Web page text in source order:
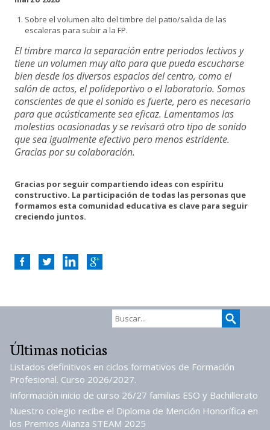
Sobre el volumen alto del timbre del patio/salida de las
escaleras para subir a la FP.
El timbre marca la separación entre periodos lectivos y
tiene un volumen muy alto para que pueda escucharse
bien desde los diversos espacios del centro, como el
salón de actos, el polideportivo o el laboratorio. Somos
conscientes de que el sonido es fuerte, pero es necesario
para que acústicamente sea eficaz. Lamentamos las
molestias ocasionadas y se revisará otro tipo de sonido
que sea igualmente efectivo pero menos estridente.
Gracias por su colaboración.
Gracias por seguir compartiendo ideas con espíritu
constructivo. La participación de todas las personas que
formamos esta comunidad educativa es clave para seguir
creciendo juntos.
Últimas noticias
Listados definitivos en ciclos formativos de Formación
Profesional. Curso 2026/2027.
Información inicio de curso 26/27 familias ESO y Bachillerato
Nuestro colegio recibe el Diploma de Mención Honorífica en
los Premios Alianza STEAM 2025